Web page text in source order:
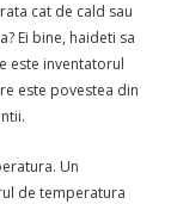
cat de cald sau
Ei bine, haideti sa
este inventatorul
este povestea din
Un
de temperatura